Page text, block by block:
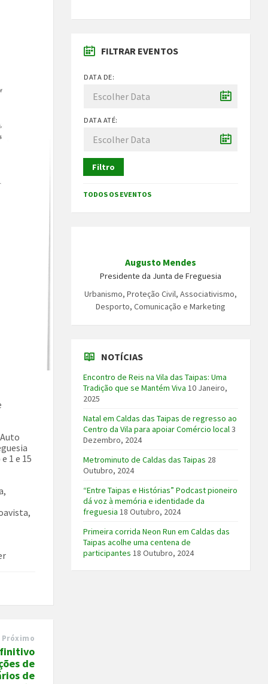
1 e 15
Próximo
de
de
FILTRAR EVENTOS
DATA DE:
DATA ATÉ:
Filtro
TODOS OS EVENTOS
Augusto Mendes
Presidente da Junta de Freguesia
Urbanismo, Proteção Civil, Associativismo,
Desporto, Comunicação e Marketing
NOTÍCIAS
Encontro de Reis na Vila das Taipas: Uma
Tradição que se Mantém Viva 10 Janeiro,
2025
Natal em Caldas das Taipas de regresso ao
Centro da Vila para apoiar Comércio local3
Dezembro, 2024
Metrominuto de Caldas das Taipas 28
Outubro, 2024
“Entre Taipas e Histórias” Podcast pioneiro
dá voz à memória e identidade da
freguesia 18 Outubro, 2024
Primeira corrida Neon Run em Caldas das
Taipas acolhe uma centena de
participantes 18 Outubro, 2024